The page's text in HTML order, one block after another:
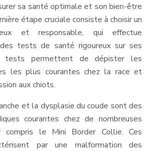
sa santé optimale et son bien-être
étape cruciale consiste à choisir un
et responsable, qui effectue
tests de santé rigoureux sur ses
tests permettent de dépister les
les plus courantes chez la race et
aux chiots.
et la dysplasie du coude sont des
courantes chez de nombreuses
compris le Mini Border Collie. Ces
par une malformation des